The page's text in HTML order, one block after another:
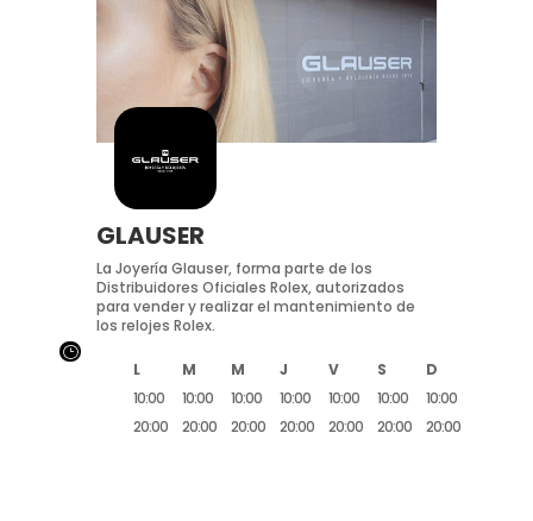
GLAUSER
La Joyería Glauser, forma parte de los
Distribuidores Oficiales Rolex, autorizados
para vender y realizar el mantenimiento de
los relojes Rolex.
L M M J V S
D
10:00
20:00
10:00
20:00
10:00
20:00
10:00
20:00
10:00
20:00
10:00
20:00
10:00
20:00
}